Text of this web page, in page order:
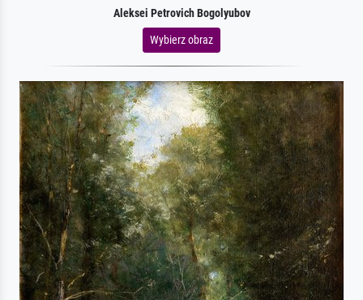
Aleksei Petrovich Bogolyubov
Wybierz obraz